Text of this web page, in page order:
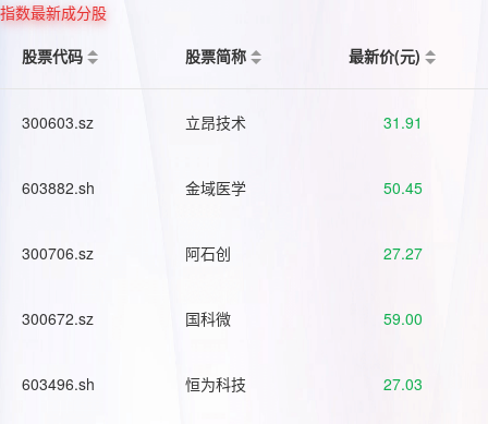
指数最新成分股
股票代码
股票简称 最新价(元)
300603.sz 立昂技术 31.91
603882.sh 金域医学 50.45
300706.sz 阿石创 27.27
300672.sz 国科微 59.00
603496.sh 恒为科技 27.03